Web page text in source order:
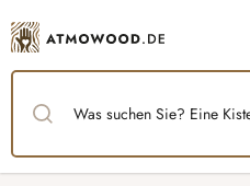
Inhalt
springen